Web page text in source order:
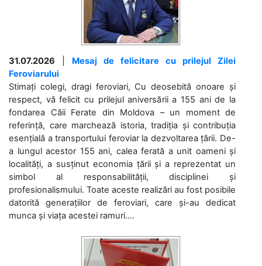
31.07.2026
Mesaj de felicitare cu prilejul Zilei
Feroviarului
Stimați colegi, dragi feroviari, Cu deosebită onoare și
respect, vă felicit cu prilejul aniversării a 155 ani de la
fondarea Căii Ferate din Moldova – un moment de
referință, care marchează istoria, tradiția și contribuția
esențială a transportului feroviar la dezvoltarea țării. De-
a lungul acestor 155 ani, calea ferată a unit oameni și
localități, a susținut economia țării și a reprezentat un
simbol al responsabilității, disciplinei și
profesionalismului. Toate aceste realizări au fost posibile
datorită generațiilor de feroviari, care și-au dedicat
munca și viața acestei ramuri....